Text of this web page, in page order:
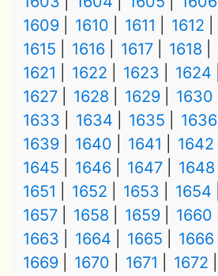
1609
1610 1611 1612
1615
1616 1617 1618
1621
1622 1623 1624
1627
1628 1629 1630
1633
1634 1635 1636
1639
1640 1641 1642
1645
1646 1647 1648
1651
1652 1653 1654
1657
1658 1659 1660
1663
1664 1665 1666
1669
1670 1671 1672